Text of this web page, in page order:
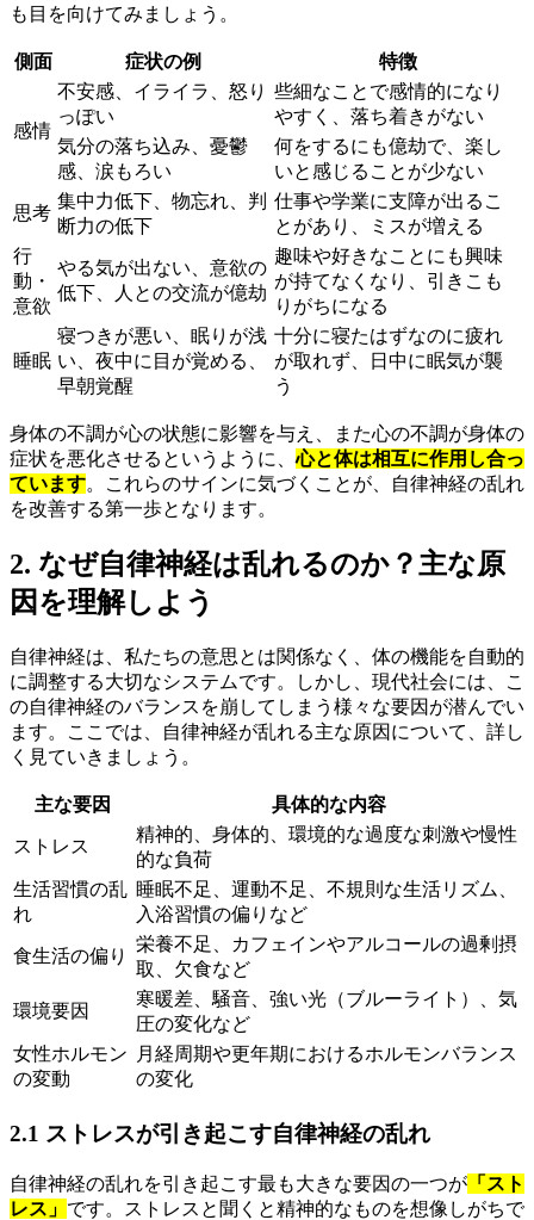
も目を向けてみましょう。
側面 症状の例 特徴
感情
不安感、イライラ、怒り
っぽい
些細なことで感情的になり
やすく、落ち着きがない
気分の落ち込み、憂鬱
感、涙もろい
何をするにも億劫で、楽し
いと感じることが少ない
思考
集中力低下、物忘れ、判
断力の低下
仕事や学業に支障が出るこ
とがあり、ミスが増える
行
動・
意欲
やる気が出ない、意欲の
低下、人との交流が億劫
趣味や好きなことにも興味
が持てなくなり、引きこも
りがちになる
睡眠
寝つきが悪い、眠りが浅
い、夜中に目が覚める、
早朝覚醒
十分に寝たはずなのに疲れ
が取れず、日中に眠気が襲
う
身体の不調が心の状態に影響を与え、また心の不調が身体の
症状を悪化させるというように、心と体は相互に作用し合っ
ています。これらのサインに気づくことが、自律神経の乱れ
を改善する第一歩となります。
2. なぜ自律神経は乱れるのか？主な原
因を理解しよう
自律神経は、私たちの意思とは関係なく、体の機能を自動的
に調整する大切なシステムです。しかし、現代社会には、こ
の自律神経のバランスを崩してしまう様々な要因が潜んでい
ます。ここでは、自律神経が乱れる主な原因について、詳し
く見ていきましょう。
主な要因 具体的な内容
ストレス
精神的、身体的、環境的な過度な刺激や慢性
的な負荷
生活習慣の乱
れ
睡眠不足、運動不足、不規則な生活リズム、
入浴習慣の偏りなど
食生活の偏り
栄養不足、カフェインやアルコールの過剰摂
取、欠食など
環境要因
寒暖差、騒音、強い光（ブルーライト）、気
圧の変化など
女性ホルモン
の変動
月経周期や更年期におけるホルモンバランス
の変化
2.1 ストレスが引き起こす自律神経の乱れ
自律神経の乱れを引き起こす最も大きな要因の一つが 「スト
レス」 です。ストレスと聞くと精神的なものを想像しがちで